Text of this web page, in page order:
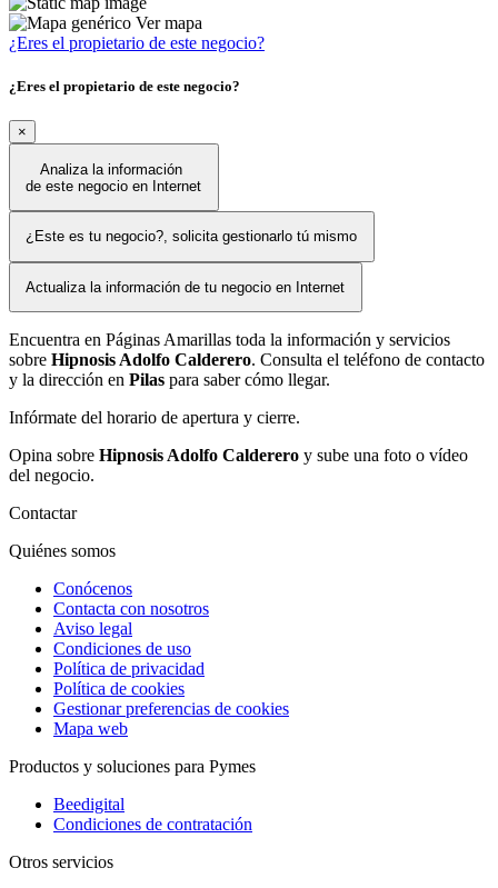
Ver mapa
¿Eres el propietario de este negocio?
¿Eres el propietario de este negocio?
×
Analiza la información
de este negocio en Internet
¿Este es tu negocio?, solicita gestionarlo tú mismo
Actualiza la información de tu negocio en Internet
Encuentra en Páginas Amarillas toda la información y servicios
sobre Hipnosis Adolfo Calderero. Consulta el teléfono de contacto
y la dirección en Pilas para saber cómo llegar.
Infórmate del horario de apertura y cierre.
Opina sobre Hipnosis Adolfo Calderero y sube una foto o vídeo
del negocio.
Contactar
Quiénes somos
Conócenos
Contacta con nosotros
Aviso legal
Condiciones de uso
Política de privacidad
Política de cookies
Gestionar preferencias de cookies
Mapa web
Productos y soluciones para Pymes
Beedigital
Condiciones de contratación
Otros servicios